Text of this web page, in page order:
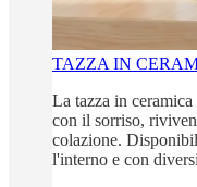
TAZZA IN
La tazza in
con il sorriso,
colazione.
l'interno e con